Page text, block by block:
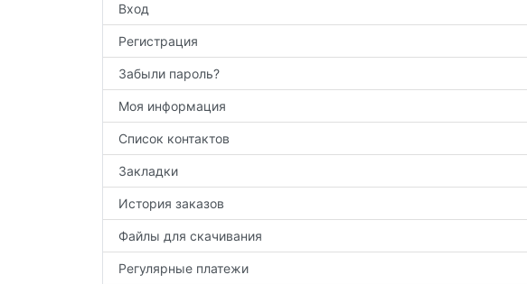
Вход
Регистрация
Забыли пароль?
Моя информация
Список контактов
Закладки
История заказов
Файлы для скачивания
Регулярные платежи